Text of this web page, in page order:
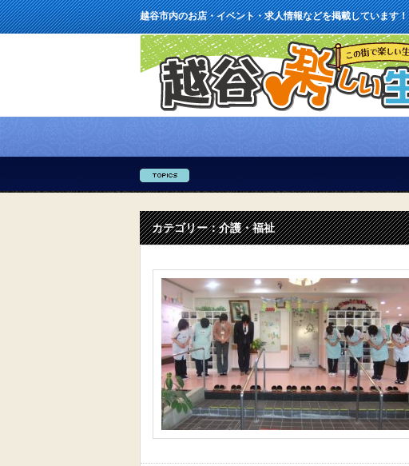
越谷市内のお店・イベント・求人情報などを掲載しています！
カテゴリー：介護・福祉